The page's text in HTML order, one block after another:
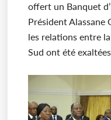
offert un Banquet
Président Alassane
les relations entre
Sud ont été